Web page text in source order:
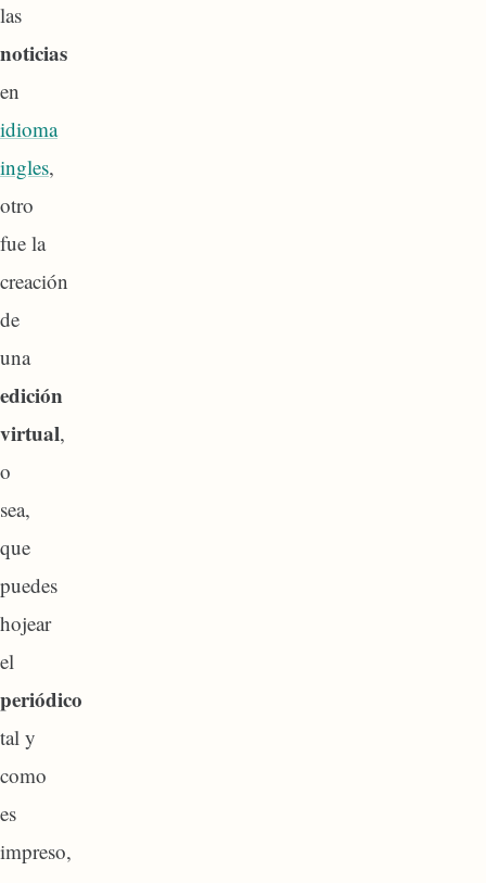
las
noticias
en
idioma
ingles,
otro
fue la
creación
de
una
edición
virtual,
o
sea,
que
puedes
hojear
el
periódico
tal y
como
es
impreso,